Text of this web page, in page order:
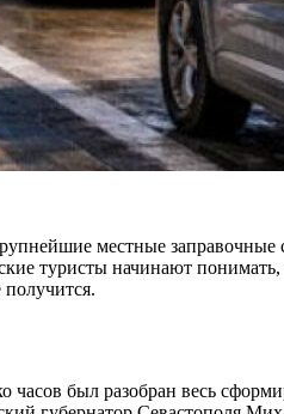
местные заправочные
туристы начинают
часов был разобран весь